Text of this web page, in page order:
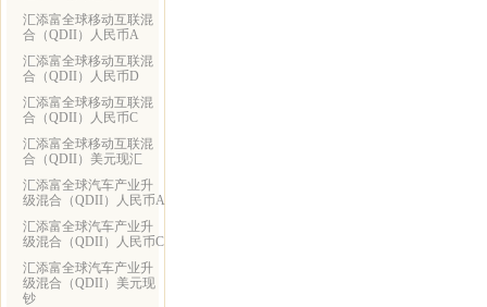
汇添富全球移动互联混
合（QDII）人民币A
汇添富全球移动互联混
合（QDII）人民币D
汇添富全球移动互联混
合（QDII）人民币C
汇添富全球移动互联混
合（QDII）美元现汇
汇添富全球汽车产业升
级混合（QDII）人民币A
汇添富全球汽车产业升
级混合（QDII）人民币C
汇添富全球汽车产业升
级混合（QDII）美元现
钞